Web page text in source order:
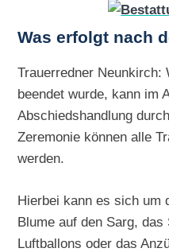
Was erfolgt nach
Trauerredner Neunkirch:
beendet wurde, kann im
Abschiedshandlung
Zeremonie können alle
werden.
Hierbei kann es sich um
Blume auf den Sarg,
Luftballons oder das